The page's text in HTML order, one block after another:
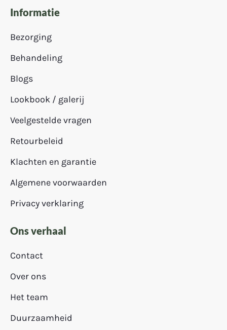
Informatie
Bezorging
Behandeling
Blogs
Lookbook / galerij
Veelgestelde vragen
Retourbeleid
Klachten en garantie
Algemene voorwaarden
Privacy verklaring
Ons verhaal
Contact
Over ons
Het team
Duurzaamheid